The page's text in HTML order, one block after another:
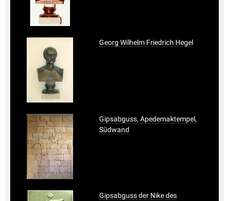
Georg Wilhelm Friedrich Hegel
Gipsabguss, Apedemaktempel,
Südwand
Gipsabguss der Nike des